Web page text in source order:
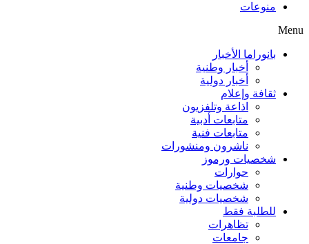
منوعات
Menu
بانوراما الأخبار
أخبار وطنية
أخبار دولية
ثقافة وإعلام
اذاعة وتلفزيون
متابعات أدبية
متابعات فنية
ناشرون ومنشورات
شخصيات ورموز
حوارات
شخصيات وطنية
شخصيات دولية
للطلبة فقط
تظاهرات
جامعات